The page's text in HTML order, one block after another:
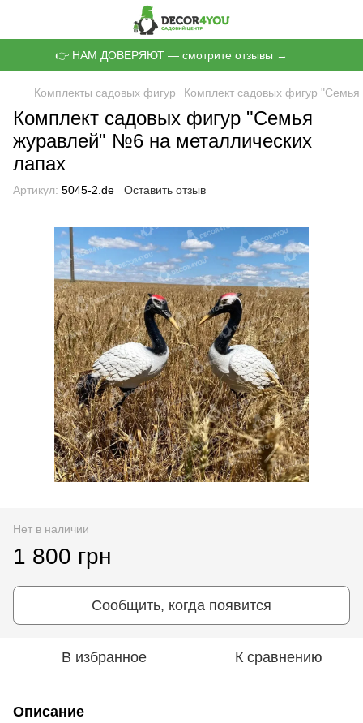
👉 НАМ ДОВЕРЯЮТ — смотрите отзывы →
Комплекты садовых фигур Комплект садовых фигур
Комплект садовых фигур "Семья
журавлей" №6 на металлических
лапах
Артикул: 5045-2.de Оставить отзыв
Нет в наличии
1 800 грн
Сообщить, когда появится
В избранное К сравнению
Описание